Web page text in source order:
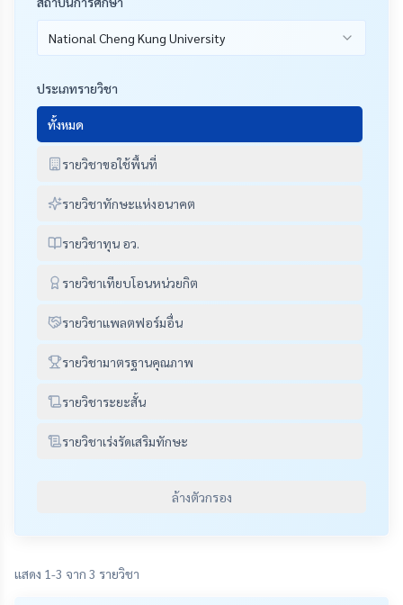
National Cheng Kung University
ประเภทรายวิชา
ทั้งหมด
รายวิชาขอใช้พื้นที่
รายวิชาทักษะแห่งอนาคต
รายวิชาทุน อว.
รายวิชาเทียบโอนหน่วยกิต
รายวิชาแพลตฟอร์มอื่น
รายวิชามาตรฐานคุณภาพ
รายวิชาระยะสั้น
รายวิชาเร่งรัดเสริมทักษะ
ล้างตัวกรอง
แสดง 1-3 จาก 3 รายวิชา